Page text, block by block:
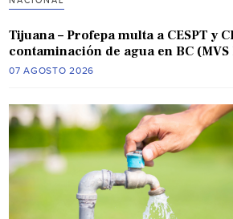
Tijuana – Profepa multa a CESPT y
contaminación de agua en BC
07 AGOSTO 2026